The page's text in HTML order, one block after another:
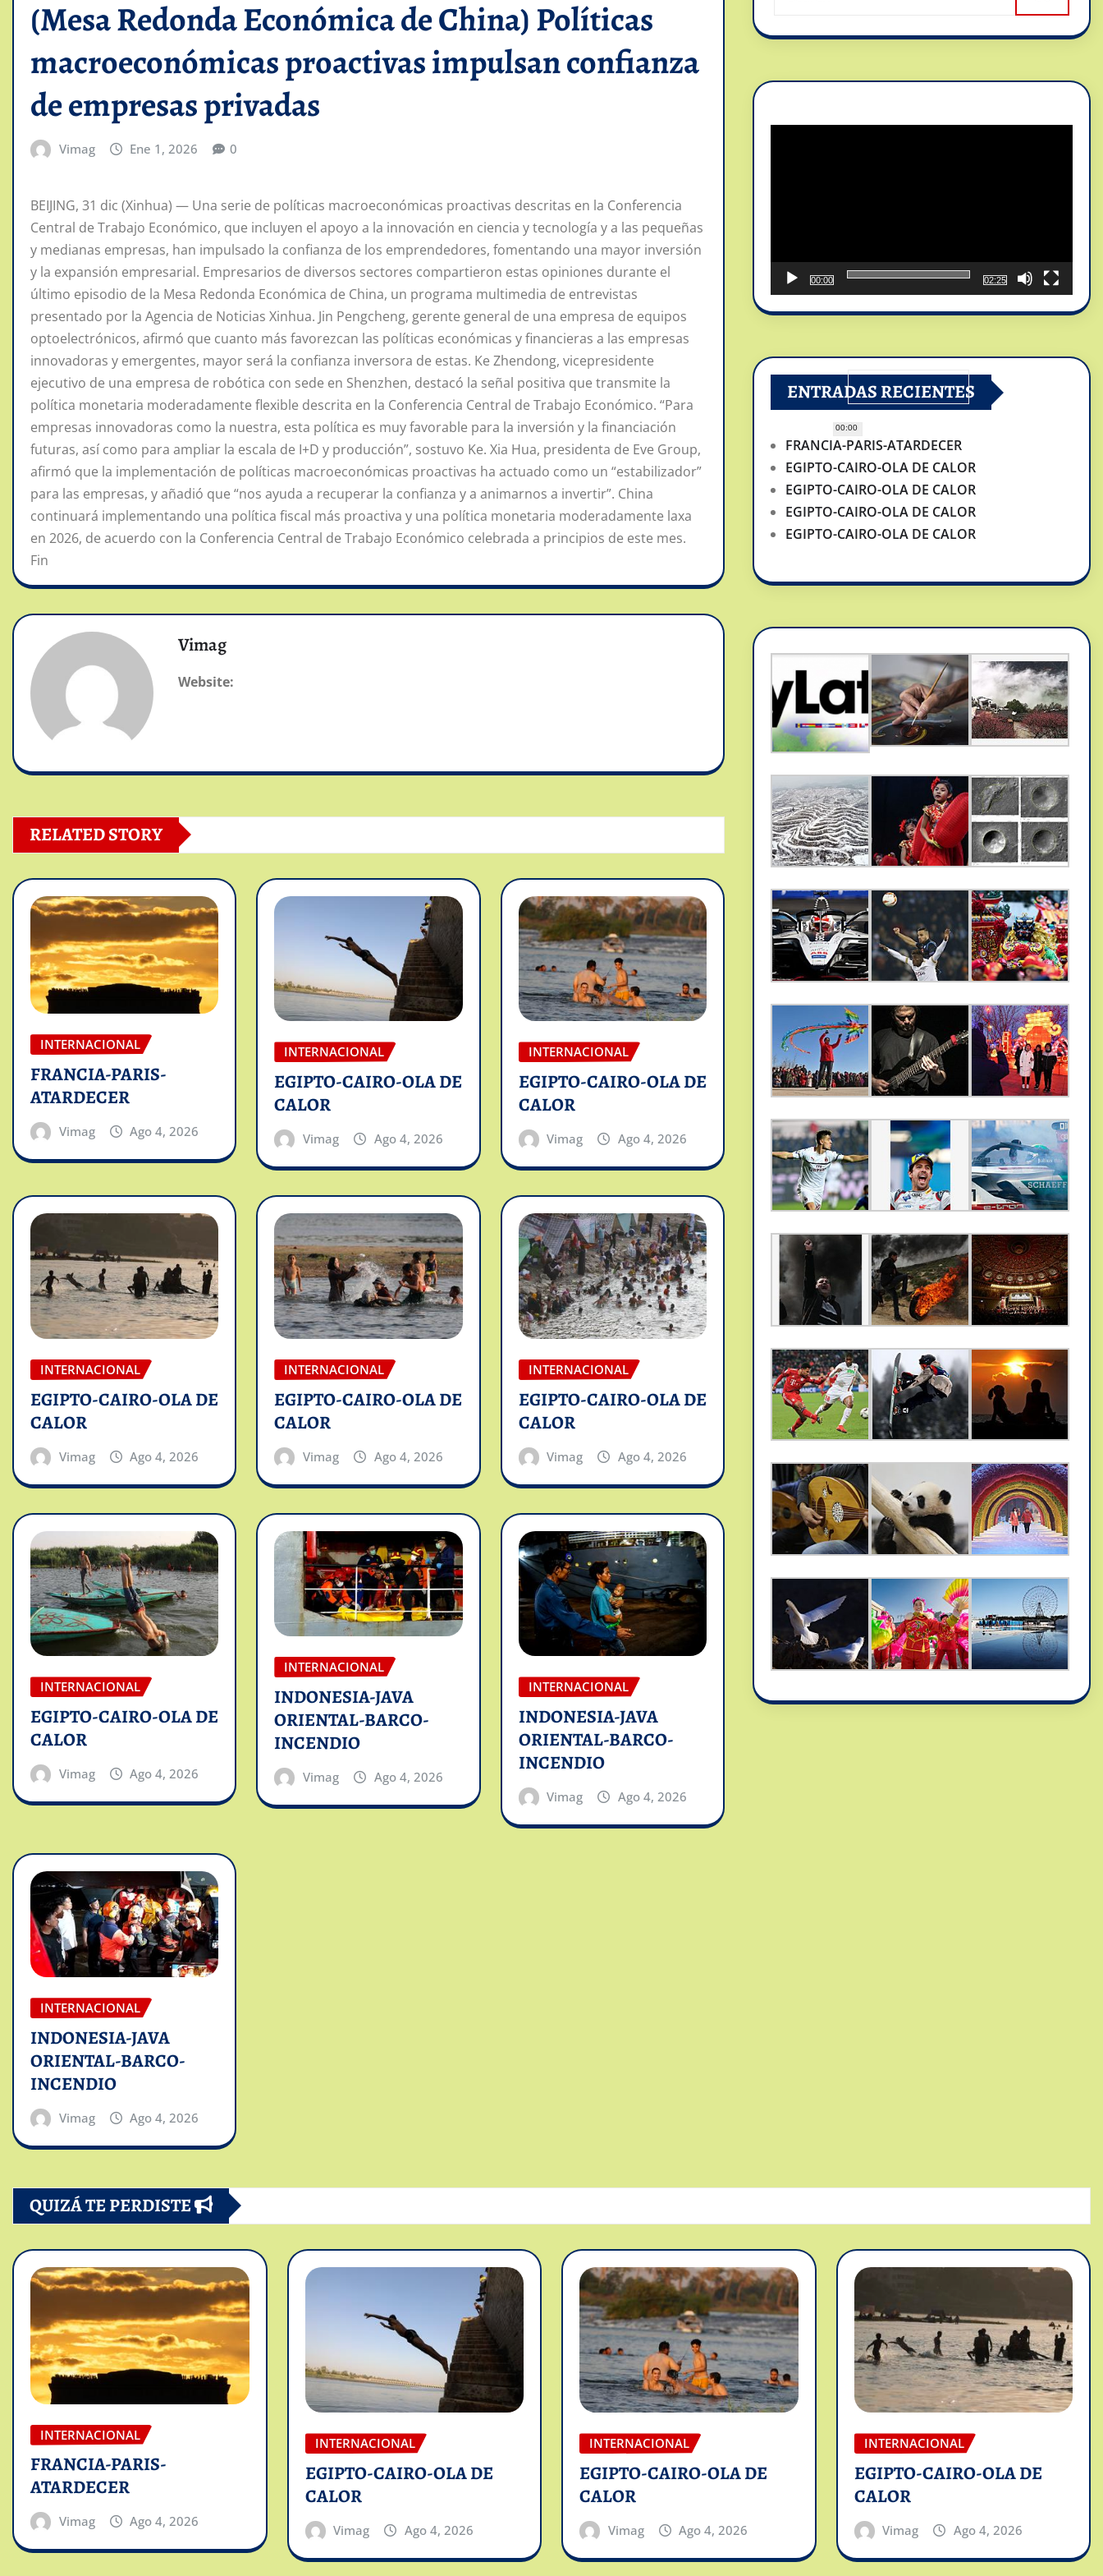
(Mesa Redonda Económica de China) Políticas
macroeconómicas proactivas impulsan confianza
de empresas privadas
Vimag Ene 1, 2026 0
BEIJING, 31 dic (Xinhua) — Una serie de políticas macroeconómicas proactivas descritas en la Conferencia
Central de Trabajo Económico, que incluyen el apoyo a la innovación en ciencia y tecnología y a las pequeñas
y medianas empresas, han impulsado la confianza de los emprendedores, fomentando una mayor inversión
y la expansión empresarial. Empresarios de diversos sectores compartieron estas opiniones durante el
último episodio de la Mesa Redonda Económica de China, un programa multimedia de entrevistas
presentado por la Agencia de Noticias Xinhua. Jin Pengcheng, gerente general de una empresa de equipos
optoelectrónicos, afirmó que cuanto más favorezcan las políticas económicas y financieras a las empresas
innovadoras y emergentes, mayor será la confianza inversora de estas. Ke Zhendong, vicepresidente
ejecutivo de una empresa de robótica con sede en Shenzhen, destacó la señal positiva que transmite la
política monetaria moderadamente flexible descrita en la Conferencia Central de Trabajo Económico. “Para
empresas innovadoras como la nuestra, esta política es muy favorable para la inversión y la financiación
futuras, así como para ampliar la escala de I+D y producción”, sostuvo Ke. Xia Hua, presidenta de Eve Group,
afirmó que la implementación de políticas macroeconómicas proactivas ha actuado como un “estabilizador”
para las empresas, y añadió que “nos ayuda a recuperar la confianza y a animarnos a invertir”. China
continuará implementando una política fiscal más proactiva y una política monetaria moderadamente laxa
en 2026, de acuerdo con la Conferencia Central de Trabajo Económico celebrada a principios de este mes.
Fin
Vimag
Website:
RELATED STORY
INTERNACIONAL
FRANCIA-PARIS-
ATARDECER
Vimag Ago 4, 2026
INTERNACIONAL
EGIPTO-CAIRO-OLA DE
CALOR
Vimag Ago 4, 2026
INTERNACIONAL
EGIPTO-CAIRO-OLA DE
CALOR
Vimag Ago 4, 2026
INTERNACIONAL
EGIPTO-CAIRO-OLA DE
CALOR
Vimag Ago 4, 2026
INTERNACIONAL
EGIPTO-CAIRO-OLA DE
CALOR
Vimag Ago 4, 2026
INTERNACIONAL
EGIPTO-CAIRO-OLA DE
CALOR
Vimag Ago 4, 2026
INTERNACIONAL
EGIPTO-CAIRO-OLA DE
CALOR
Vimag Ago 4, 2026
INTERNACIONAL
INDONESIA-JAVA
ORIENTAL-BARCO-
INCENDIO
Vimag Ago 4, 2026
INTERNACIONAL
INDONESIA-JAVA
ORIENTAL-BARCO-
INCENDIO
Vimag Ago 4, 2026
INTERNACIONAL
INDONESIA-JAVA
ORIENTAL-BARCO-
INCENDIO
Vimag Ago 4, 2026
00:00
00:00
02:25
ENTRADAS RECIENTES
FRANCIA-PARIS-ATARDECER
EGIPTO-CAIRO-OLA DE CALOR
EGIPTO-CAIRO-OLA DE CALOR
EGIPTO-CAIRO-OLA DE CALOR
EGIPTO-CAIRO-OLA DE CALOR
QUIZÁ TE PERDISTE
INTERNACIONAL
FRANCIA-PARIS-
ATARDECER
Vimag Ago 4, 2026
INTERNACIONAL
EGIPTO-CAIRO-OLA DE
CALOR
Vimag Ago 4, 2026
INTERNACIONAL
EGIPTO-CAIRO-OLA DE
CALOR
Vimag Ago 4, 2026
INTERNACIONAL
EGIPTO-CAIRO-OLA DE
CALOR
Vimag Ago 4, 2026